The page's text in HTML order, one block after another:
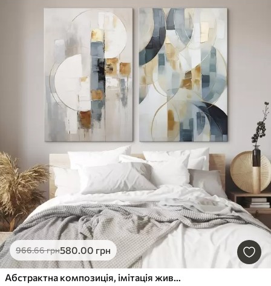
966.66грн580.00 грн
Абстрактна композиція, імітація живопису